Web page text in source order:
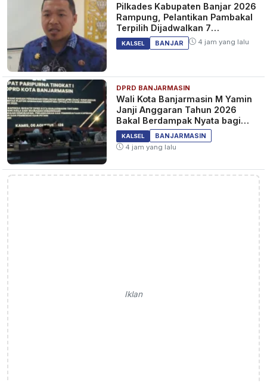
Pilkades Kabupaten Banjar 2026
Rampung, Pelantikan Pambakal
Terpilih Dijadwalkan 7
September 2026
KALSEL BANJAR 4 jam yang lalu
DPRD BANJARMASIN
Wali Kota Banjarmasin M Yamin
Janji Anggaran Tahun 2026
Bakal Berdampak Nyata bagi
Masyarakat&nbsp;
KALSEL
BANJARMASIN
4 jam yang lalu
Iklan